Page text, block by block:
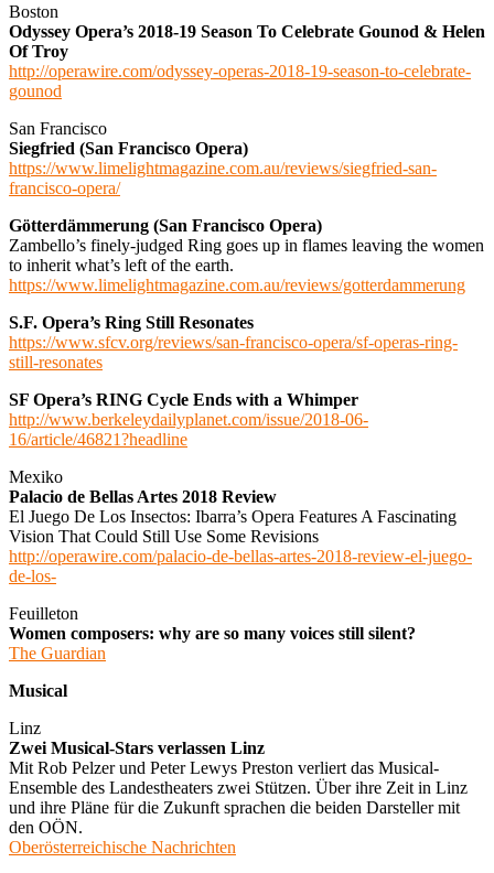
Boston
Odyssey Opera’s 2018-19 Season To Celebrate Gounod & Helen
Of Troy
http://operawire.com/odyssey-operas-2018-19-season-to-celebrate-
gounod
San Francisco
Siegfried (San Francisco Opera)
https://www.limelightmagazine.com.au/reviews/siegfried-san-
francisco-opera/
Götterdämmerung (San Francisco Opera)
Zambello’s finely-judged Ring goes up in flames leaving the women
to inherit what’s left of the earth.
https://www.limelightmagazine.com.au/reviews/gotterdammerung
S.F. Opera’s Ring Still Resonates
https://www.sfcv.org/reviews/san-francisco-opera/sf-operas-ring-
still-resonates
SF Opera’s RING Cycle Ends with a Whimper
http://www.berkeleydailyplanet.com/issue/2018-06-
16/article/46821?headline
Mexiko
Palacio de Bellas Artes 2018 Review
El Juego De Los Insectos: Ibarra’s Opera Features A Fascinating
Vision That Could Still Use Some Revisions
http://operawire.com/palacio-de-bellas-artes-2018-review-el-juego-
de-los-
Feuilleton
Women composers: why are so many voices still silent?
The Guardian
Musical
Linz
Zwei Musical-Stars verlassen Linz
Mit Rob Pelzer und Peter Lewys Preston verliert das Musical-
Ensemble des Landestheaters zwei Stützen. Über ihre Zeit in Linz
und ihre Pläne für die Zukunft sprachen die beiden Darsteller mit
den OÖN.
Oberösterreichische Nachrichten